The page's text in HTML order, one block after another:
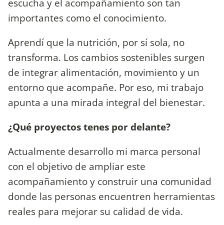
escucha y el acompañamiento son tan
importantes como el conocimiento.
Aprendí que la nutrición, por sí sola, no
transforma. Los cambios sostenibles surgen
de integrar alimentación, movimiento y un
entorno que acompañe. Por eso, mi trabajo
apunta a una mirada integral del bienestar.
¿Qué proyectos tenes por delante?
Actualmente desarrollo mi marca personal
con el objetivo de ampliar este
acompañamiento y construir una comunidad
donde las personas encuentren herramientas
reales para mejorar su calidad de vida.